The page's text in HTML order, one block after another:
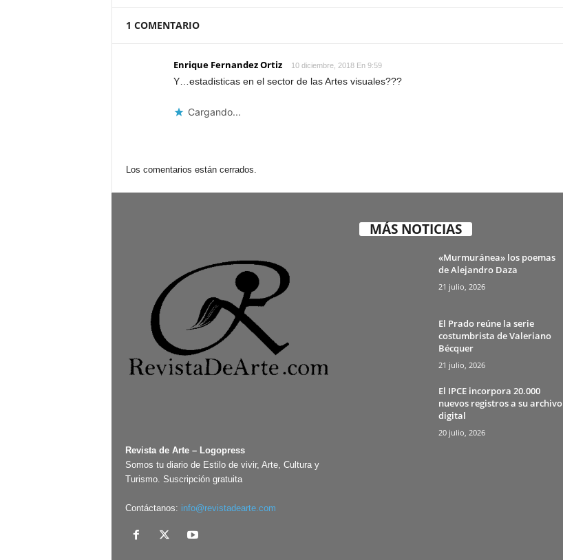
1 COMENTARIO
Enrique Fernandez Ortiz 10 diciembre, 2018 En 9:59
Y…estadisticas en el sector de las Artes visuales???
Cargando...
Los comentarios están cerrados.
Revista de Arte – Logopress
Somos tu diario de Estilo de vivir, Arte, Cultura y
Turismo. Suscripción gratuita
Contáctanos: info@revistadearte.com
MÁS NOTICIAS
«Murmuránea» los poemas
de Alejandro Daza
21 julio, 2026
El Prado reúne la serie
costumbrista de Valeriano
Bécquer
21 julio, 2026
El IPCE incorpora 20.000
nuevos registros a su archivo
digital
20 julio, 2026